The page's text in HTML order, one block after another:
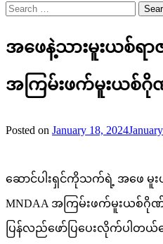
Search
for:
အဖေနဲ့သားမူးယစ်ရာဇ
အကြမ်းဖက်မူးယစ်ဂို
Posted on January 18, 2024
ဆောင်ပါးရှင်ကိုသက်ရဲ့ အဖေ မူးယ
MNDAA အကြမ်းဖက်မူးယစ်ဂို
ပြန်လည်ဖော်ပြပေးလိုက်ပါတယ်န